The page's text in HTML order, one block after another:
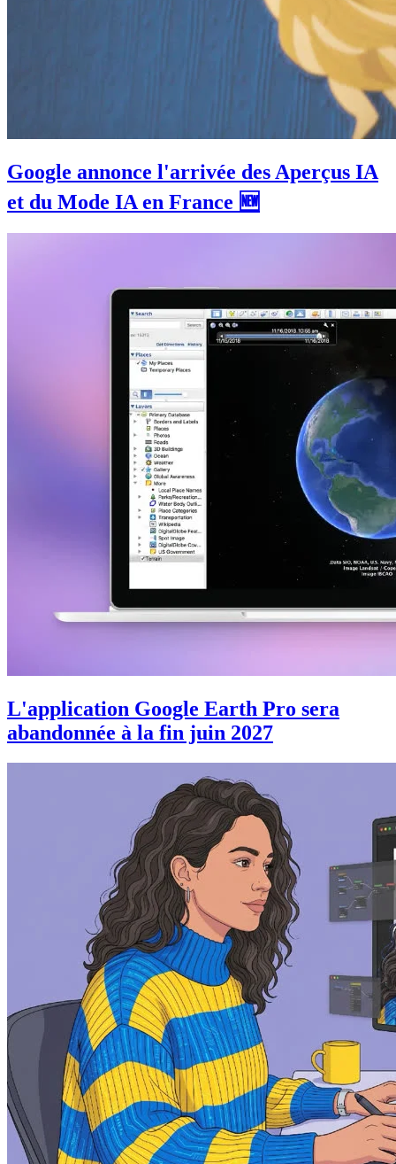
Google annonce l'arrivée des Aperçus IA
et du Mode IA en France 🆕
L'application Google Earth Pro sera
abandonnée à la fin juin 2027